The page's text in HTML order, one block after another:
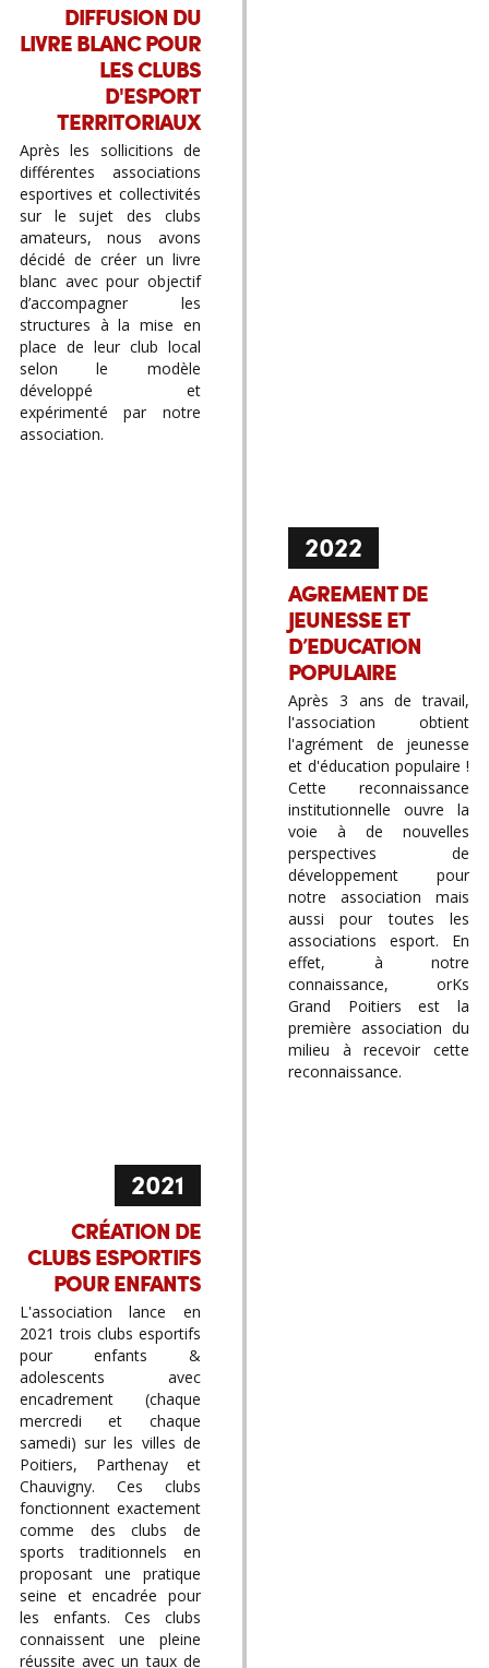
DIFFUSION DU
LIVRE BLANC POUR
LES CLUBS
D'ESPORT
TERRITORIAUX
Après les sollicitions de
différentes associations
esportives et collectivités
sur le sujet des clubs
amateurs, nous avons
décidé de créer un livre
blanc avec pour objectif
d’accompagner les
structures à la mise en
place de leur club local
selon le modèle
développé et
expérimenté par notre
association.
2022
AGREMENT DE
JEUNESSE ET
D’EDUCATION
POPULAIRE
Après 3 ans de travail,
l'association obtient
l'agrément de jeunesse
et d'éducation populaire !
Cette reconnaissance
institutionnelle ouvre la
voie à de nouvelles
perspectives de
développement pour
notre association mais
aussi pour toutes les
associations esport. En
effet, à notre
connaissance, orKs
Grand Poitiers est la
première association du
milieu à recevoir cette
reconnaissance.
2021
CRÉATION DE
CLUBS ESPORTIFS
POUR ENFANTS
L'association lance en
2021 trois clubs esportifs
pour enfants &
adolescents avec
encadrement (chaque
mercredi et chaque
samedi) sur les villes de
Poitiers, Parthenay et
Chauvigny. Ces clubs
fonctionnent exactement
comme des clubs de
sports traditionnels en
proposant une pratique
seine et encadrée pour
les enfants. Ces clubs
connaissent une pleine
réussite avec un taux de